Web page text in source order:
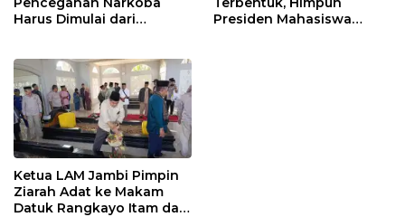
Harus Dimulai dari
Presiden Mahasiswa
Ketua LAM Jambi Pimpin
Ziarah Adat ke Makam
Datuk Rangkayo Itam dan